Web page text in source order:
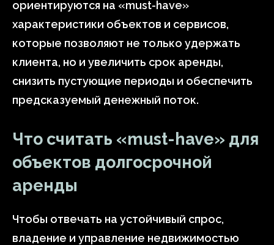
ориентируются на «must-have»
характеристики объектов и сервисов,
которые позволяют не только удержать
клиента, но и увеличить срок аренды,
снизить пустующие периоды и обеспечить
предсказуемый денежный поток.
Что считать «must-have» для
объектов долгосрочной
аренды
Чтобы отвечать на устойчивый спрос,
владение и управление недвижимостью